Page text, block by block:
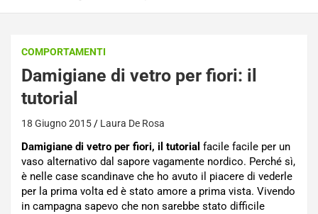
COMPORTAMENTI
Damigiane di vetro per fiori: il
tutorial
18 Giugno 2015 Laura De Rosa
Damigiane di vetro per fiori, il tutorial facile facile per un
vaso alternativo dal sapore vagamente nordico. Perché sì,
è nelle case scandinave che ho avuto il piacere di vederle
per la prima volta ed è stato amore a prima vista. Vivendo
in campagna sapevo che non sarebbe stato difficile